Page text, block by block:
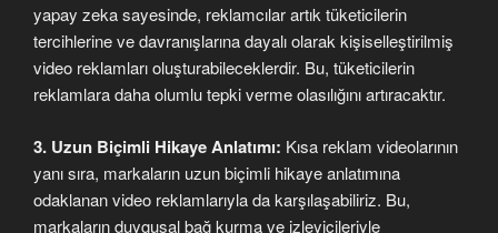
yapay zeka sayesinde, reklamcılar artık tüketicilerin
tercihlerine ve davranışlarına dayalı olarak kişiselleştirilmiş
video reklamları oluşturabileceklerdir. Bu, tüketicilerin
reklamlara daha olumlu tepki verme olasılığını artıracaktır.
3. Uzun Biçimli Hikaye Anlatımı: Kısa reklam videolarının
yanı sıra, markaların uzun biçimli hikaye anlatımına
odaklanan video reklamlarıyla da karşılaşabiliriz. Bu,
markaların duygusal bağ kurma ve izleyicileriyle